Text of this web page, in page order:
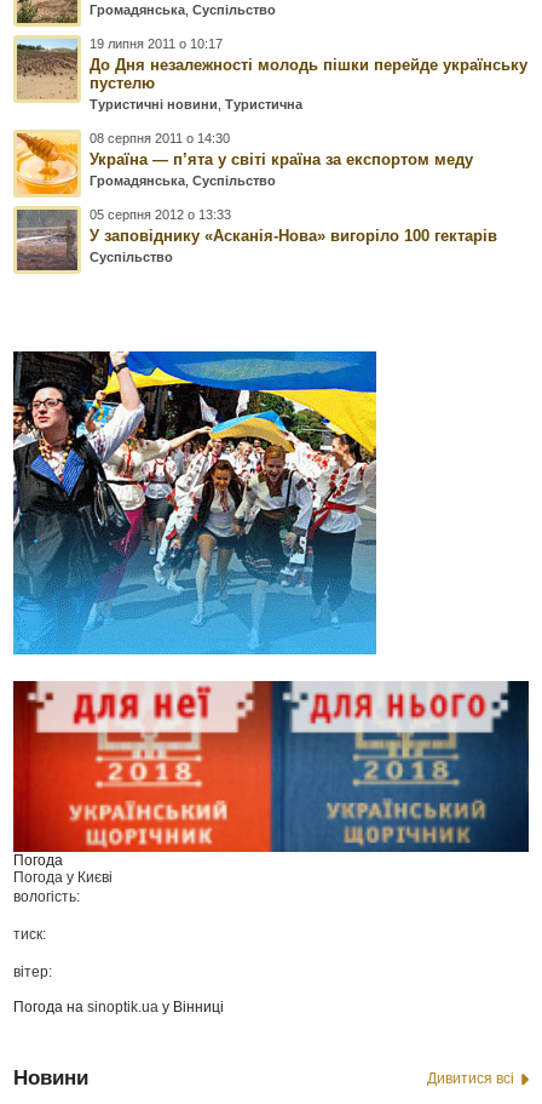
Громадянська ,Суспільство
19 липня 2011 о 10:17
До Дня незалежності молодь пішки перейде українську
пустелю
Туристичні новини ,Туристична
08 серпня 2011 о 14:30
Україна — п’ята у світі країна за експортом меду
Громадянська ,Суспільство
05 серпня 2012 о 13:33
У заповіднику «Асканія-Нова» вигоріло 100 гектарів
Суспільство
Погода
Погода у Києві
вологість:
тиск:
вітер:
Погода наsinoptik.ua у Вінниці
Новини Дивитися всі